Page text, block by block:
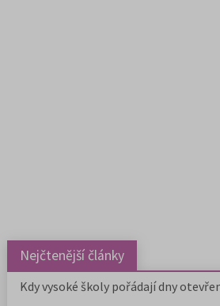
Nejčtenější články
Kdy vysoké školy pořádají dny